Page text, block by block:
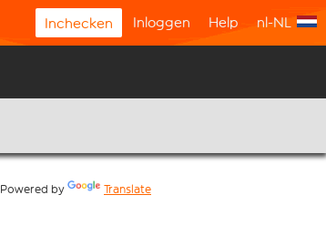
Inchecken Inloggen Help nl-NL
Powered by Translate